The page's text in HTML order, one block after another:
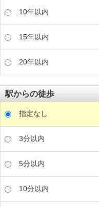
10年以内
15年以内
20年以内
駅からの徒歩
指定なし
3分以内
5分以内
10分以内